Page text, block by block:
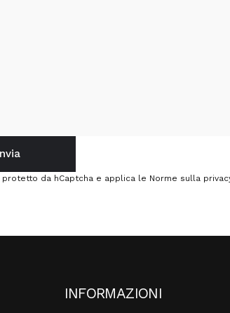
da hCaptcha e applica le Norme sulla
INFORMAZIONI